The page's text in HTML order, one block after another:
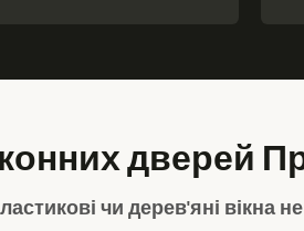
дверей
чи дерев'яні